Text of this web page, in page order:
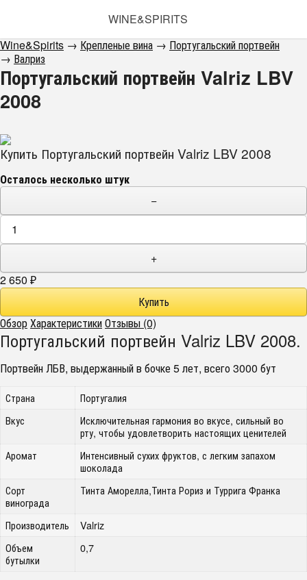
WINE&SPIRITS
Wine&Spirits → Крепленые вина → Португальский портвейн
→ Валриз
Португальский портвейн Valriz LBV
2008
Купить Португальский портвейн Valriz LBV 2008
Осталось несколько штук
−
+
2 650 ₽
ОбзорХарактеристикиОтзывы (0)
Португальский портвейн Valriz LBV 2008.
Портвейн ЛБВ, выдержанный в бочке 5 лет, всего 3000 бут
Страна
Португалия
Вкус
Исключительная гармония во вкусе, сильный во
рту, чтобы удовлетворить настоящих ценителей
Аромат
Интенсивный сухих фруктов, с легким запахом
шоколада
Сорт
винограда
Тинта Аморелла,Тинта Рориз и Туррига Франка
Производитель
Valriz
Объем
бутылки
0,7